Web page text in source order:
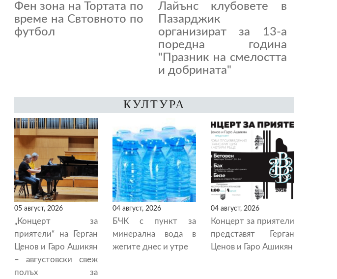
Фен зона на Тортата по
време на Свтовното по
футбол
Лайънс клубовете в
Пазарджик
организират за 13-а
поредна година
"Празник на смелостта
и добрината"
КУЛТУРА
05 август, 2026
„Концерт за
приятели“ на Герган
Ценов и Гаро Ашикян
– августовски свеж
полъх за
04 август, 2026
БЧК с пункт за
минерална вода в
жегите днес и утре
04 август, 2026
Концерт за приятели
представят Герган
Ценов и Гаро Ашикян